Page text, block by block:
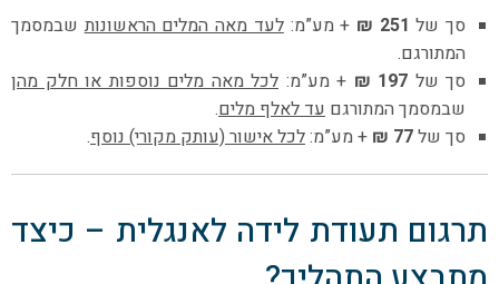
סך של 251 ₪ + מע”מ:לעד מאה המלים הראשונותשבמסמך
המתורגם.
סך של 197 ₪ + מע”מ: לכל מאה מלים נוספות או חלק מהן
שבמסמך המתורגם עד לאלף מלים.
סך של77 ₪ + מע”מ:לכל אישור (עותק מקורי) נוסף.
תרגום תעודת לידה לאנגלית – כיצד